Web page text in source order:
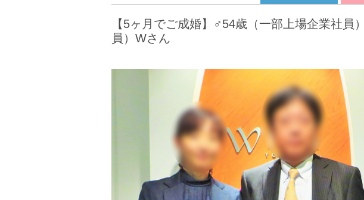
【5ヶ月でご成婚】♂54歳（一部上場企業社
員）Wさん